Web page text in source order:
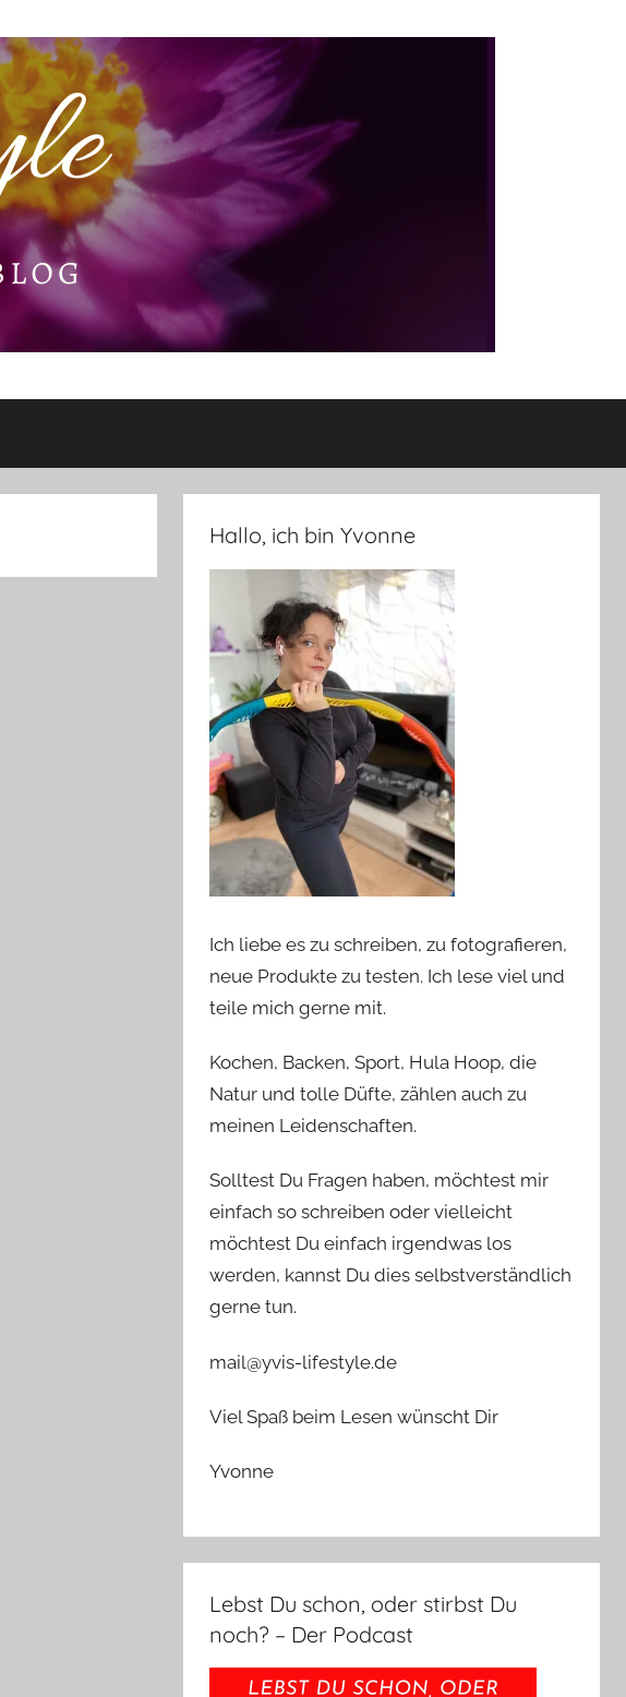
Hallo, ich bin Yvonne
Ich liebe es zu schreiben, zu fotografieren,
neue Produkte zu testen. Ich lese viel und
teile mich gerne mit.
Kochen, Backen, Sport, Hula Hoop, die
Natur und tolle Düfte, zählen auch zu
meinen Leidenschaften.
Solltest Du Fragen haben, möchtest mir
einfach so schreiben oder vielleicht
möchtest Du einfach irgendwas los
werden, kannst Du dies selbstverständlich
gerne tun.
mail@yvis-lifestyle.de
Viel Spaß beim Lesen wünscht Dir
Yvonne
Lebst Du schon, oder stirbst Du
noch? – Der Podcast